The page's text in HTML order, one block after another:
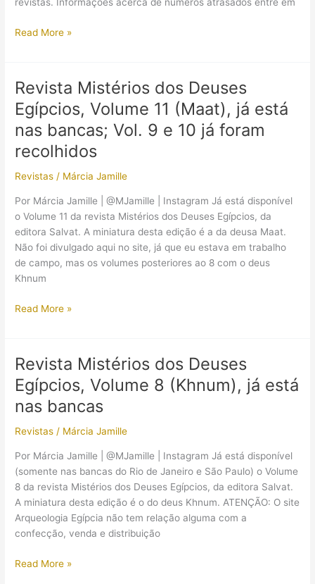
Revista
Egípcios,
Volume
12
(Tot),
já
está
bancas
Read More »
Revista Mistérios dos Deuses
Egípcios, Volume 11 (Maat), já está
nas bancas; Vol. 9 e 10 já foram
recolhidos
Revistas / Márcia Jamille
Por Márcia Jamille | @MJamille | Instagram Já está disponível
o Volume 11 da revista Mistérios dos Deuses Egípcios, da
editora Salvat. A miniatura desta edição é a da deusa Maat.
Não foi divulgado aqui no site, já que eu estava em trabalho
de campo, mas os volumes posteriores ao 8 com o deus
Khnum
Revista
Egípcios,
Volume
11
(Maat),
já
nas
bancas;
Vol.
9
e
10
foram
Read More »
Revista Mistérios dos Deuses
Egípcios, Volume 8 (Khnum), já está
nas bancas
Revistas / Márcia Jamille
Por Márcia Jamille | @MJamille | Instagram Já está disponível
(somente nas bancas do Rio de Janeiro e São Paulo) o Volume
8 da revista Mistérios dos Deuses Egípcios, da editora Salvat.
A miniatura desta edição é o do deus Khnum. ATENÇÃO: O site
Arqueologia Egípcia não tem relação alguma com a
confecção, venda e distribuição
Revista
Read More »